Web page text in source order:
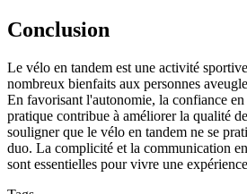
Conclusion
Le vélo en tandem est une activité
nombreux bienfaits aux personnes
En favorisant l'autonomie, la confiance
pratique contribue à améliorer la qualité
souligner que le vélo en tandem ne se
duo. La complicité et la communication
sont essentielles pour vivre une